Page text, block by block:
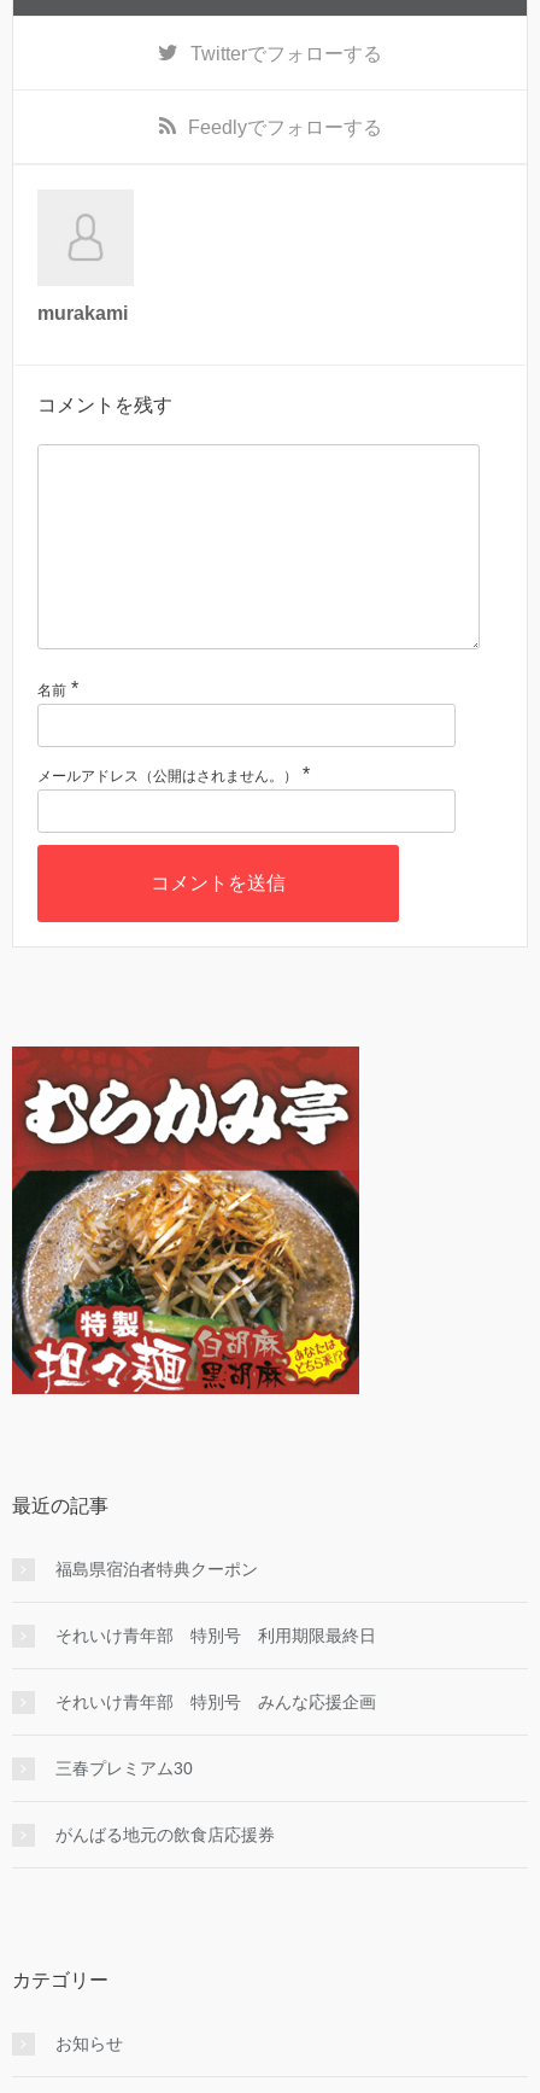
Twitterでフォローする
Feedlyでフォローする
murakami
コメントを残す
名前 *
メールアドレス（公開はされません。） *
最近の記事
福島県宿泊者特典クーポン
それいけ青年部 特別号 利用期限最終日
それいけ青年部 特別号 みんな応援企画
三春プレミアム30
がんばる地元の飲食店応援券
カテゴリー
お知らせ